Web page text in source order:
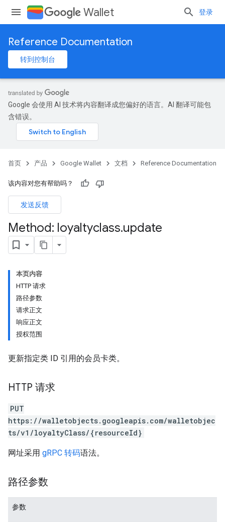
Wallet 登录
Reference Documentation
转到控制台
Google 会使用 AI 技术将内容翻译成您偏好的语言。AI 翻译可能包
含错误。
首页 产品 Google Wallet 文档 Reference Documentation
该内容对您有帮助吗？
发送反馈
Method: loyaltyclass.update
本页内容
HTTP 请求
路径参数
请求正文
响应正文
授权范围
更新指定类 ID 引用的会员卡类。
HTTP 请求
PUT
https://walletobjects.googleapis.com/walletobjec
ts/v1/loyaltyClass/{resourceId}
网址采用 gRPC 转码语法。
路径参数
参数